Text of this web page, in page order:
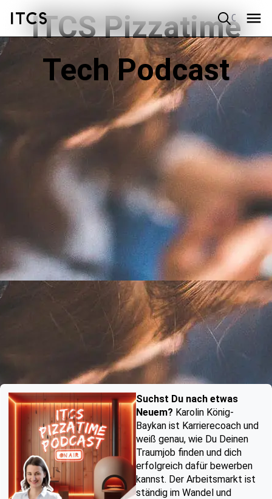
ITCS Pizzatime
Tech Podcast
Suchst Du nach etwas
Neuem? Karolin König-
Baykan ist Karrierecoach und
weiß genau, wie Du Deinen
Traumjob finden und dich
erfolgreich dafür bewerben
kannst. Der Arbeitsmarkt ist
ständig im Wandel und